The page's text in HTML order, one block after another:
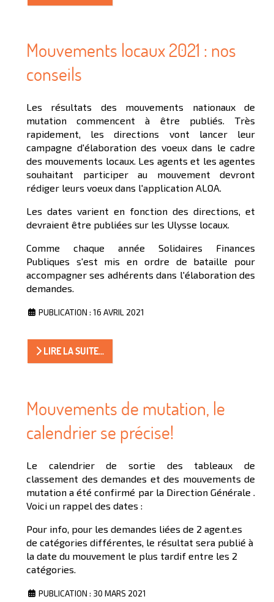
Mouvements locaux 2021 : nos
conseils
Les résultats des mouvements nationaux de
mutation commencent à être publiés. Très
rapidement, les directions vont lancer leur
campagne d'élaboration des voeux dans le cadre
des mouvements locaux. Les agents et les agentes
souhaitant participer au mouvement devront
rédiger leurs voeux dans l'application ALOA.
Les dates varient en fonction des directions, et
devraient être publiées sur les Ulysse locaux.
Comme chaque année Solidaires Finances
Publiques s'est mis en ordre de bataille pour
accompagner ses adhérents dans l'élaboration des
demandes.
PUBLICATION : 16 AVRIL 2021
LIRE LA SUITE...
Mouvements de mutation, le
calendrier se précise!
Le calendrier de sortie des tableaux de
classement des demandes et des mouvements de
mutation a été confirmé par la Direction Générale .
Voici un rappel des dates :
Pour info, pour les demandes liées de 2 agent.es
de catégories différentes, le résultat sera publié à
la date du mouvement le plus tardif entre les 2
catégories.
PUBLICATION : 30 MARS 2021